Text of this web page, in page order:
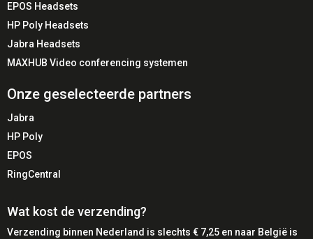
✔️ Kostenbesparend: één headset voor twee systemen
✔️ Verhoogt productiviteit
✔️ Vermindert kabelbeheer
✔️ Eenvoudige implementatie
⚠️ Aandachtspunten
⚠️ Handmatige schakelaar (geen automatische detectie)
⚠️ Alleen geschikt voor QD-headsets
⚠️ Geen geïntegreerde volumeregeling
🔎 Belangrijke Eigenschappen
EPOS Headsets
HP Poly Headsets
Jabra Headsets
MAXHUB Video conferencing systemen
Onze geselecteerde partners
Jabra
HP Poly
EPOS
RingCentral
Wat kost de verzending?
Verzending binnen Nederland is slechts € 7,25 en naar België is